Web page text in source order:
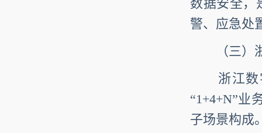
数据安全，
警、应急处
（三）浙
浙江数字
“1+4+N”业
子场景构成